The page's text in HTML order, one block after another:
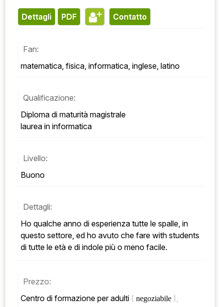
Dettagli PDF contatto
Fan:
matematica, fisica, informatica, inglese, latino
Qualificazione:
Diploma di maturità magistrale
laurea in informatica
Livello:
Buono
Dettagli:
Ho qualche anno di esperienza tutte le spalle, in
questo settore, ed ho avuto che fare with students
di tutte le età e di indole più o meno facile.
Prezzo:
Centro di formazione per adulti ( negoziabile ),